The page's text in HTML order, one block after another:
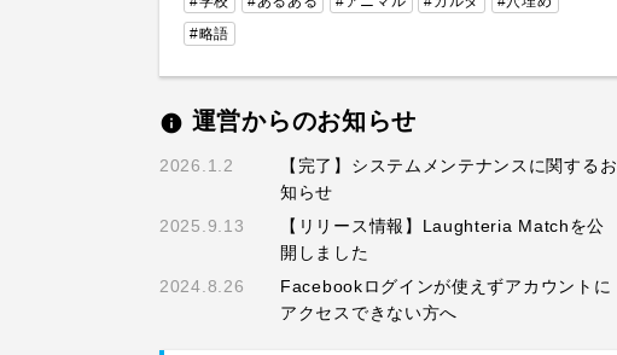
#略語
info 運営からのお知らせ
2026.1.2
【完了】システムメンテナンスに関するお
知らせ
2025.9.13
【リリース情報】Laughteria Matchを公
開しました
2024.8.26
Facebookログインが使えずアカウントに
アクセスできない方へ